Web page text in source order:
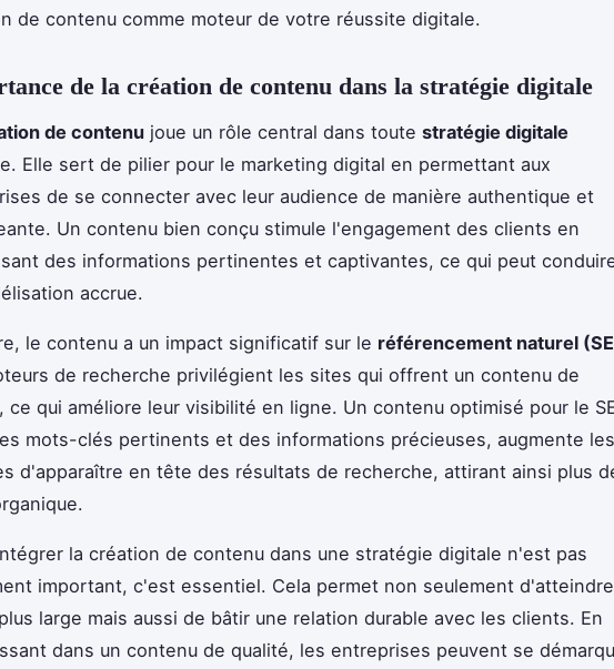
de contenu comme moteur de votre réussite digitale.
de la création de contenu dans la stratégie digitale
de contenu joue un rôle central dans toute stratégie digitale
Elle sert de pilier pour le marketing digital en permettant aux
de se connecter avec leur audience de manière authentique et
Un contenu bien conçu stimule l'engagement des clients en
des informations pertinentes et captivantes, ce qui peut
accrue.
le contenu a un impact significatif sur le référencement naturel
de recherche privilégient les sites qui offrent un contenu de
ce qui améliore leur visibilité en ligne. Un contenu optimisé pour le
mots-clés pertinents et des informations précieuses, augmente les
d'apparaître en tête des résultats de recherche, attirant ainsi plus
la création de contenu dans une stratégie digitale n'est pas
important, c'est essentiel. Cela permet non seulement
large mais aussi de bâtir une relation durable avec les clients. En
dans un contenu de qualité, les entreprises peuvent se